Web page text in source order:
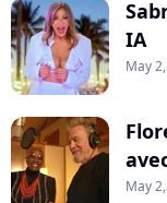
IA
May
May